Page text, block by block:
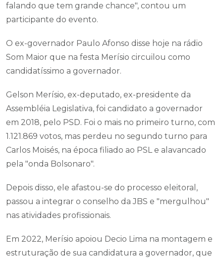
falando que tem grande chance", contou um
participante do evento.
O ex-governador Paulo Afonso disse hoje na rádio
Som Maior que na festa Merísio circuilou como
candidatíssimo a governador.
Gelson Merísio, ex-deputado, ex-presidente da
Assembléia Legislativa, foi candidato a governador
em 2018, pelo PSD. Foi o mais no primeiro turno, com
1.121.869 votos, mas perdeu no segundo turno para
Carlos Moisés, na época filiado ao PSL e alavancado
pela "onda Bolsonaro".
Depois disso, ele afastou-se do processo eleitoral,
passou a integrar o conselho da JBS e "mergulhou"
nas atividades profissionais.
Em 2022, Merísio apoiou Decio Lima na montagem e
estruturação de sua candidatura a governador, que